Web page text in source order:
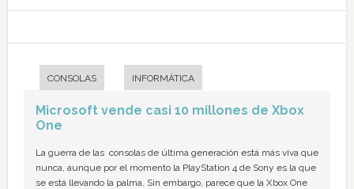
CONSOLAS INFORMÁTICA
Microsoft vende casi 10 millones de Xbox
One
La guerra de las consolas de última generación está más viva que
nunca, aunque por el momento la PlayStation 4 de Sony es la que
se está llevando la palma. Sin embargo, parece que la Xbox One